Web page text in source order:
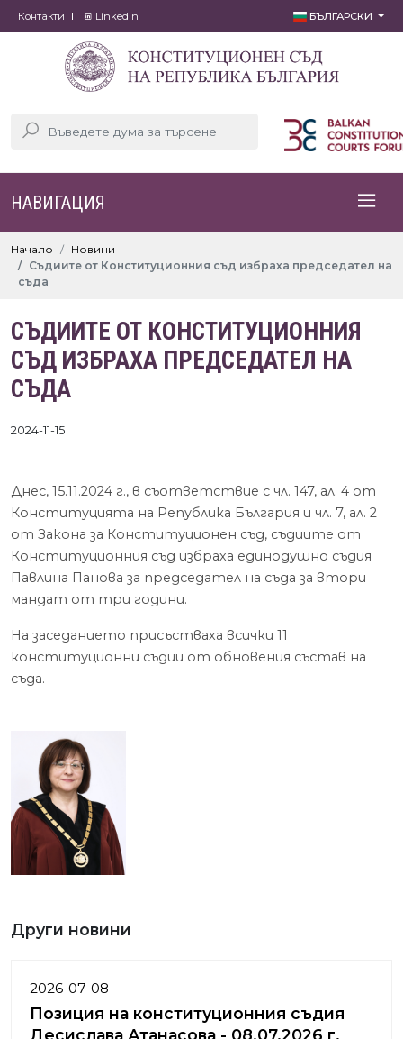
Контакти LinkedIn БЪЛГАРСКИ
НАВИГАЦИЯ
Начало
Новини
Съдиите от Конституционния съд избраха председател на
съда
СЪДИИТЕ ОТ КОНСТИТУЦИОННИЯ
СЪД ИЗБРАХА ПРЕДСЕДАТЕЛ НА
СЪДА
2024-11-15
Днес, 15.11.2024 г., в съответствие с чл. 147, ал. 4 от
Конституцията на Република България и чл. 7, ал. 2
от Закона за Конституционен съд, съдиите от
Конституционния съд избраха единодушно съдия
Павлина Панова за председател на съда за втори
мандат от три години.
На заседанието присъстваха всички 11
конституционни съдии от обновения състав на
съда.
Други новини
2026-07-08
Позиция на конституционния съдия